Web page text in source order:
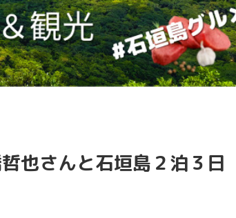
さんと石垣島２泊３日